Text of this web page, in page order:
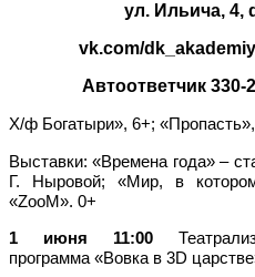
ул. Ильича, 4,
vk.com/
Автоответчик 330-
Х/ф Богатыри», 6+;
Выставки: «Времена года» –
Г. Ныровой; «Мир, в
«ZooM». 0+
1 июня 11:00
программа «Вовка в 3D